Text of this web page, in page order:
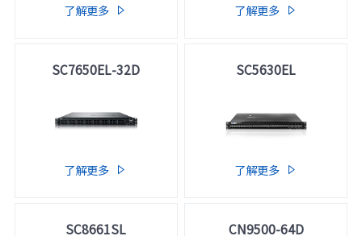
了解更多  了解更多 
SC7650EL-32D
了解更多 
SC5630EL
了解更多 
SC8661SL CN9500-64D